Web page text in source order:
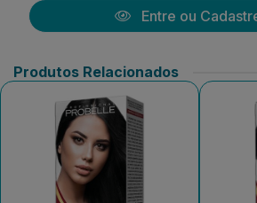
Entre ou
Produtos Relacionados